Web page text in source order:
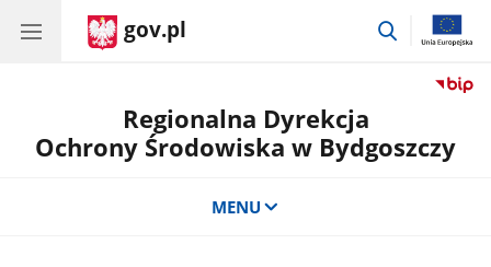
gov.pl
przejdź
Regionalna Dyrekcja
Ochrony Środowiska w Bydgoszczy
MENU